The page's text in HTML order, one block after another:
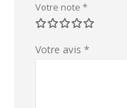
Votre note *
Votre avis *